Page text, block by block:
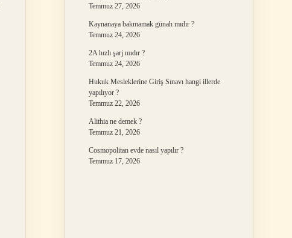
Temmuz 27, 2026
Kaynanaya bakmamak günah mıdır ?
Temmuz 24, 2026
2A hızlı şarj mıdır ?
Temmuz 24, 2026
Hukuk Mesleklerine Giriş Sınavı hangi illerde
yapılıyor ?
Temmuz 22, 2026
Alithia ne demek ?
Temmuz 21, 2026
Cosmopolitan evde nasıl yapılır ?
Temmuz 17, 2026